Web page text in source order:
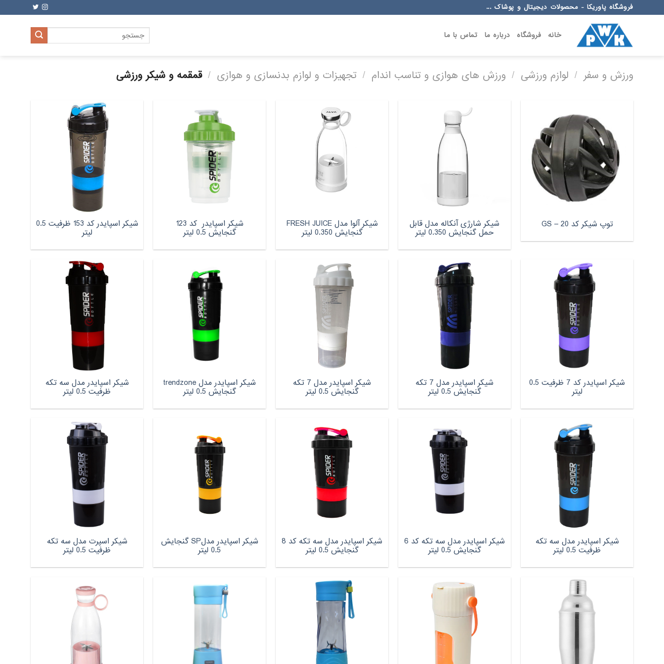
to
فروشگاه پاوریکا - محصولات دیجیتال و پوشاک ...
خانه فروشگاه درباره ما تماس با ما
جستجو
برای:
ورزش و سفر / لوازم ورزشی / ورزش های هوازی و تناسب اندام / تجهیزات و لوازم بدنسازی و هوازی / قمقمه و شیکر ورزشی
توپ شیکر کد GS – 20 شیکر شارژی آنکاله مدل قابل
حمل گنجایش 0.350 لیتر
شیکر آلوا مدل FRESH JUICE
گنجایش 0.350 لیتر
شیکر اسپایدر کد 123
گنجایش 0.5 لیتر
شیکر اسپایدر کد 153 ظرفیت 0.5
لیتر
شیکر اسپایدر کد 7 ظرفیت 0.5
لیتر
شیکر اسپایدر مدل 7 تکه
گنجایش 0.5 لیتر
شیکر اسپایدر مدل 7 تکه
گنجایش 0.5 لیتر
شیکر اسپایدر مدل trendzone
گنجایش 0.5 لیتر
شیکر اسپایدر مدل سه تکه
ظرفیت 0.5 لیتر
شیکر اسپایدر مدل سه تکه
ظرفیت 0.5 لیتر
شیکر اسپایدر مدل سه تکه کد 6
گنجایش 0.5 لیتر
شیکر اسپایدر مدل سه تکه کد 8
گنجایش 0.5 لیتر
شیکر اسپایدر مدلSP گنجایش
0.5 لیتر
شیکر اسپرت مدل سه تکه
ظرفیت 0.5 لیتر